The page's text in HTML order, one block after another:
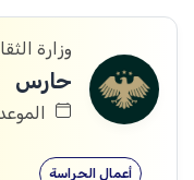
وزارة
حارس
الموعد
أعمال الحراسة